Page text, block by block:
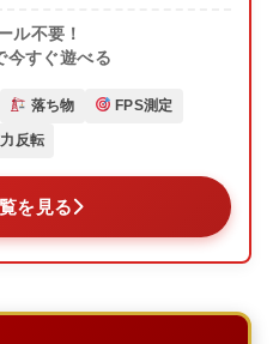
ル不要！
今すぐ遊べる
落ち物 FPS測定
反転
を見る